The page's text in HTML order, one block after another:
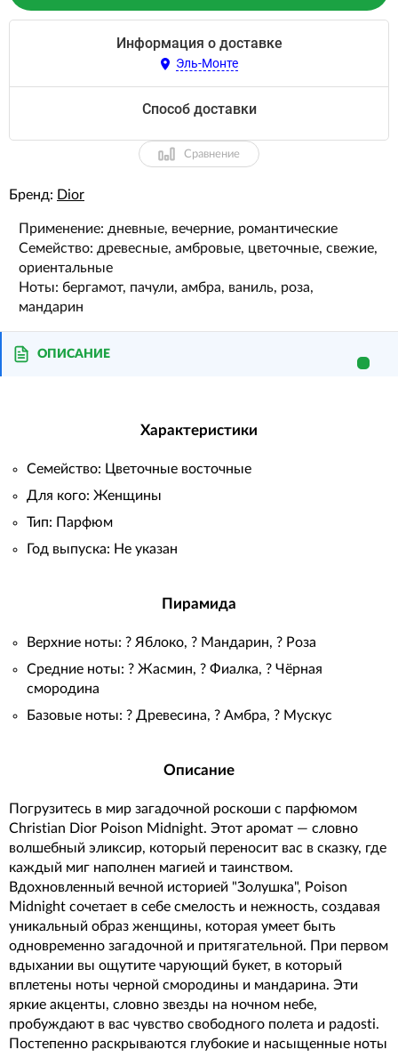
Информация о доставке
Эль-Монте
Способ доставки
Сравнение
Бренд: Dior
Применение: дневные, вечерние, романтические
Семейство: древесные, амбровые, цветочные, свежие,
ориентальные
Ноты: бергамот, пачули, амбра, ваниль, роза,
мандарин
ОПИСАНИЕ
Характеристики
Семейство: Цветочные восточные
Для кого: Женщины
Тип: Парфюм
Год выпуска: Не указан
Пирамида
Верхние ноты: ? Яблоко, ? Мандарин, ? Роза
Средние ноты: ? Жасмин, ? Фиалка, ? Чёрная
смородина
Базовые ноты: ? Древесина, ? Амбра, ? Мускус
Описание
Погрузитесь в мир загадочной роскоши с парфюмом
Christian Dior Poison Midnight. Этот аромат — словно
волшебный эликсир, который переносит вас в сказку, где
каждый миг наполнен магией и таинством.
Вдохновленный вечной историей "Золушка", Poison
Midnight сочетает в себе смелость и нежность, создавая
уникальный образ женщины, которая умеет быть
одновременно загадочной и притягательной. При первом
вдыхании вы ощутите чарующий букет, в который
вплетены ноты черной смородины и мандарина. Эти
яркие акценты, словно звезды на ночном небе,
пробуждают в вас чувство свободного полета и радosti.
Постепенно раскрываются глубокие и насыщенные ноты